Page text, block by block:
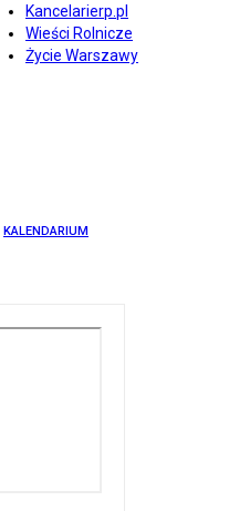
Kancelarierp.pl
Wieści Rolnicze
Życie Warszawy
KALENDARIUM